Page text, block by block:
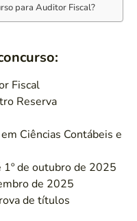
para Auditor Fiscal?
Fiscal
Reserva
Ciências Contábeis e
1º de outubro de 2025
de 2025
de títulos